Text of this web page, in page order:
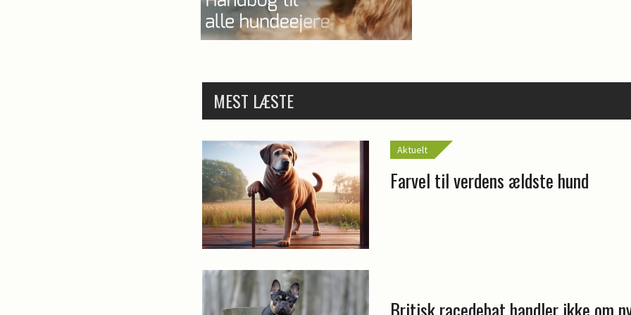
MEST LÆSTE
Aktuelt
Farvel til verdens ældste hund
Britisk racedebat handler ikke om